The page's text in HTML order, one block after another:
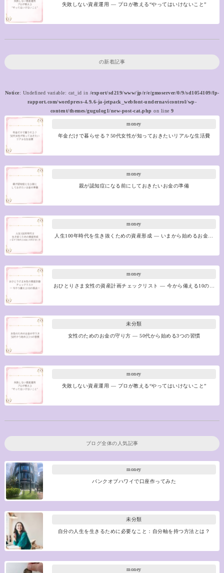
失敗しない資産運用 ― プロが教える“やってはいけないこと”
の新着記事
Notice: Undefined variable: cat_id in /export/sd219/www/jp/r/e/gmoserver/0/9/sd1054109/fp-
rapport.com/wordpress-4.9.6-ja-jetpack_webfont-undernavicontrol/wp-
content/themes/gugulog1/new-post-cat.php on line 9
money
年金だけで暮らせる？50代女性が知っておきたいリアルな生活費
money
親が認知症になる前にしておきたいお金の準備
money
人生100年時代を生き抜くための資産形成 ― いまから始めるお金…
money
おひとりさま女性の資産計画チェックリスト ― 今から備える10の…
未分類
女性のためのお金の守り方 ― 50代から始める3つの習慣
money
失敗しない資産運用 ― プロが教える“やってはいけないこと”
ブログ全体の人気記事
money
バンクオブハワイで口座作ってみた
未分類
自分の人生を生きるために必要なこと：自分軸を持つ方法とは？
money